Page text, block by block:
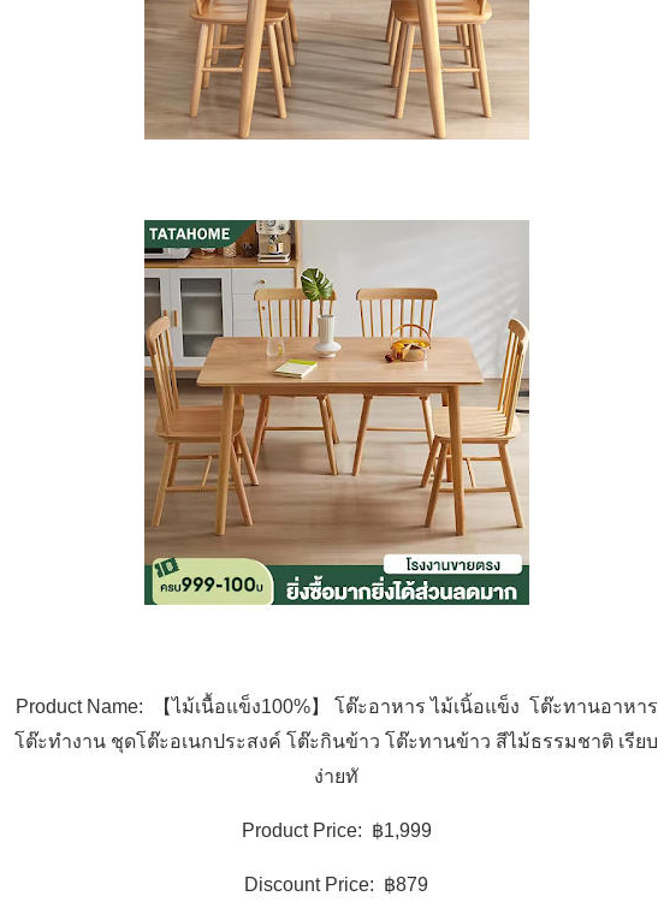
Product Name: 【ไม้เนื้อแข็ง100%】 โต๊ะอาหาร ไม้เนิ้อแข็ง โต๊ะทานอาหาร
โต๊ะทำงาน ชุดโต๊ะอเนกประสงค์ โต๊ะกินข้าว โต๊ะทานข้าว สีไม้ธรรมชาติ เรียบ
ง่ายทั
Product Price: ฿1,999
Discount Price: ฿879